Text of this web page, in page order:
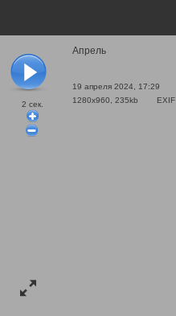
2 сек.
Апрель
19 апреля 2024, 17:29
1280x960, 235kb
EXIF